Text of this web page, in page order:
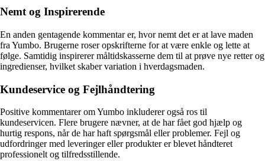
Nemt og Inspirerende
En anden gentagende kommentar er, hvor nemt det er at lave maden
fra Yumbo. Brugerne roser opskrifterne for at være enkle og lette at
følge. Samtidig inspirerer måltidskasserne dem til at prøve nye retter og
ingredienser, hvilket skaber variation i hverdagsmaden.
Kundeservice og Fejlhåndtering
Positive kommentarer om Yumbo inkluderer også ros til
kundeservicen. Flere brugere nævner, at de har fået god hjælp og
hurtig respons, når de har haft spørgsmål eller problemer. Fejl og
udfordringer med leveringer eller produkter er blevet håndteret
professionelt og tilfredsstillende.